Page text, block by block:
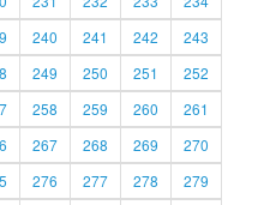
240 241 242
243
249 250 251
252
258 259 260
261
267 268 269
270
276 277 278
279